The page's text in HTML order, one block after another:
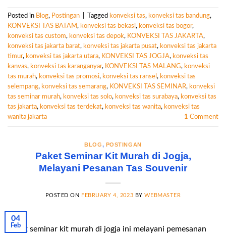
Posted in Blog, Postingan Tagged konveksi tas, konveksi tas bandung,
KONVEKSI TAS BATAM, konveksi tas bekasi, konveksi tas bogor,
konveksi tas custom, konveksi tas depok, KONVEKSI TAS JAKARTA,
konveksi tas jakarta barat, konveksi tas jakarta pusat, konveksi tas jakarta
timur, konveksi tas jakarta utara, KONVEKSI TAS JOGJA, konveksi tas
kanvas, konveksi tas karanganyar, KONVEKSI TAS MALANG, konveksi
tas murah, konveksi tas promosi, konveksi tas ransel , konveksi tas
selempang, konveksi tas semarang, KONVEKSI TAS SEMINAR, konveksi
tas seminar murah, konveksi tas solo, konveksi tas surabaya, konveksi tas
tas jakarta, konveksi tas terdekat, konveksi tas wanita, konveksi tas
wanita jakarta
1 Comment
BLOG, POSTINGAN
Paket Seminar Kit Murah di Jogja,
Melayani Pesanan Tas Souvenir
POSTED ON FEBRUARY 4, 2023 BYWEBMASTER
04
Feb
Paket seminar kit murah di jogja ini melayani pemesanan